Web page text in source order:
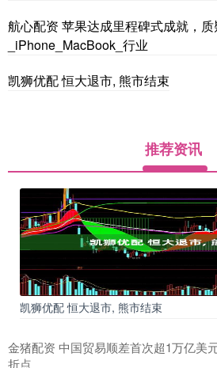
航心配资 苹果达成里程碑式成就，质
_iPhone_MacBook_行业
凯狮优配 恒大退市, 熊市结束
推荐资讯
凯狮优配 恒大退市, 熊市结束
金猪配资 中国贸易顺差首次超1万亿美
折点